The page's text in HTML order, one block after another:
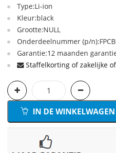
Type:Li-ion
Kleur:black
Grootte:NULL
Onderdeelnummer (p/
Garantie:12 maanden
Staffelkorting of zakelijke
IN DE WINKELWAGEN